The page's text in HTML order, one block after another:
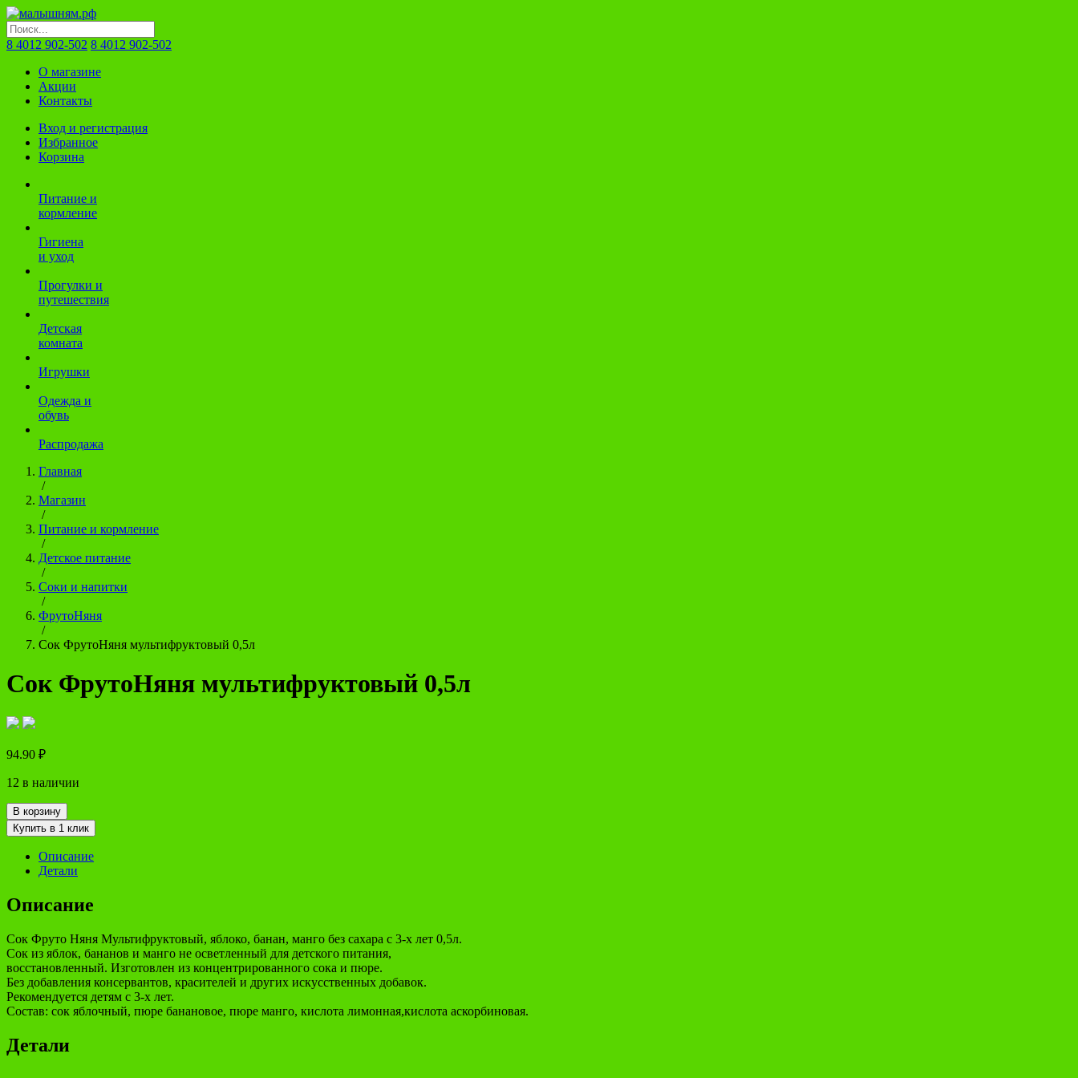
8 4012 902-502 8 4012 902-502
О магазине
Акции
Контакты
Вход и регистрация
Избранное
Корзина
Питание и
кормление
Гигиена
и уход
Прогулки и
путешествия
Детская
комната
Игрушки
Одежда и
обувь
Распродажа
Главная
/
Магазин
/
Питание и кормление
/
Детское питание
/
Соки и напитки
/
ФрутоНяня
/
Сок ФрутоНяня мультифруктовый 0,5л
Сок ФрутоНяня мультифруктовый 0,5л
94.90 ₽
12 в наличии
В корзину
Купить в 1 клик
Описание
Детали
Описание
Сок Фруто Няня Мультифруктовый, яблоко, банан, манго без сахара с 3-х лет 0,5л.
Сок из яблок, бананов и манго не осветленный для детского питания,
восстановленный. Изготовлен из концентрированного сока и пюре.
Без добавления консервантов, красителей и других искусственных добавок.
Рекомендуется детям с 3-х лет.
Состав: сок яблочный, пюре банановое, пюре манго, кислота лимонная,кислота аскорбиновая.
Детали